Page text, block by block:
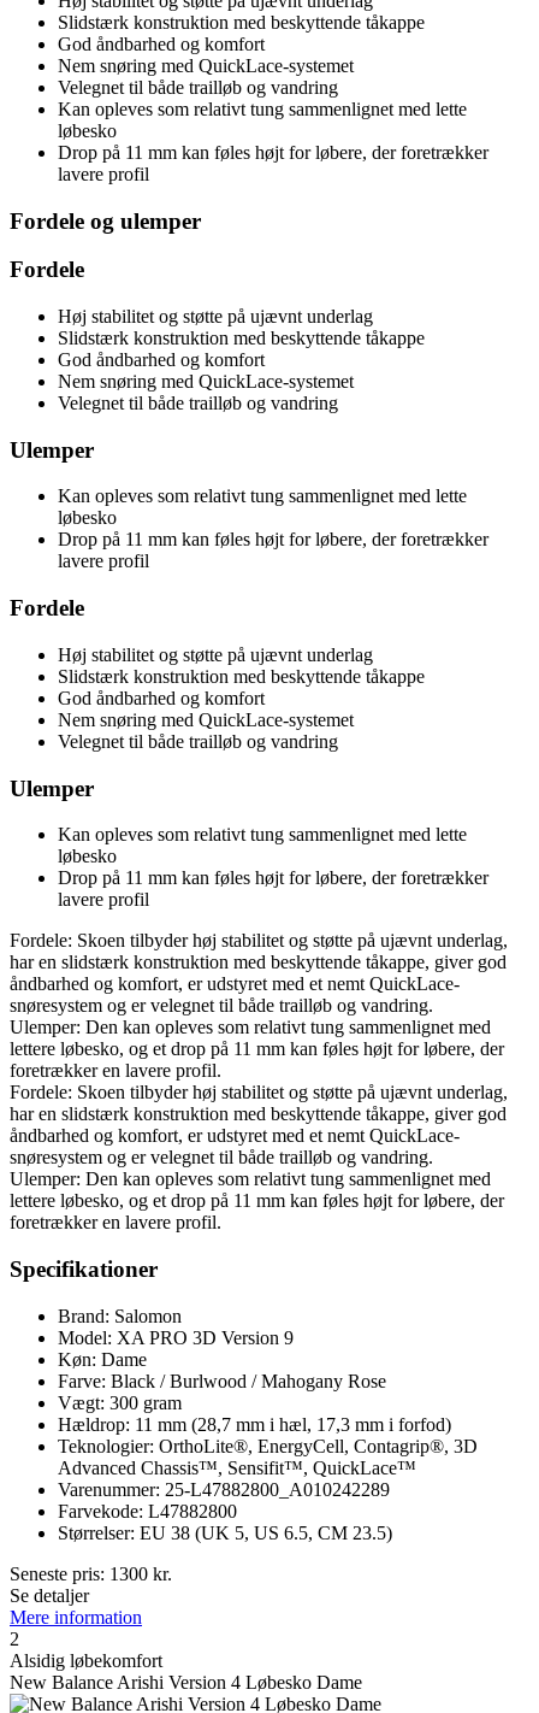
Slidstærk konstruktion med beskyttende tåkappe
God åndbarhed og komfort
Nem snøring med QuickLace-systemet
Velegnet til både trailløb og vandring
Kan opleves som relativt tung sammenlignet med lette
løbesko
Drop på 11 mm kan føles højt for løbere, der foretrækker
lavere profil
Fordele og ulemper
Fordele
Høj stabilitet og støtte på ujævnt underlag
Slidstærk konstruktion med beskyttende tåkappe
God åndbarhed og komfort
Nem snøring med QuickLace-systemet
Velegnet til både trailløb og vandring
Ulemper
Kan opleves som relativt tung sammenlignet med lette
løbesko
Drop på 11 mm kan føles højt for løbere, der foretrækker
lavere profil
Fordele
Høj stabilitet og støtte på ujævnt underlag
Slidstærk konstruktion med beskyttende tåkappe
God åndbarhed og komfort
Nem snøring med QuickLace-systemet
Velegnet til både trailløb og vandring
Ulemper
Kan opleves som relativt tung sammenlignet med lette
løbesko
Drop på 11 mm kan føles højt for løbere, der foretrækker
lavere profil
Fordele: Skoen tilbyder høj stabilitet og støtte på ujævnt underlag,
har en slidstærk konstruktion med beskyttende tåkappe, giver god
åndbarhed og komfort, er udstyret med et nemt QuickLace-
snøresystem og er velegnet til både trailløb og vandring.
Ulemper: Den kan opleves som relativt tung sammenlignet med
lettere løbesko, og et drop på 11 mm kan føles højt for løbere, der
foretrækker en lavere profil.
Fordele: Skoen tilbyder høj stabilitet og støtte på ujævnt underlag,
har en slidstærk konstruktion med beskyttende tåkappe, giver god
åndbarhed og komfort, er udstyret med et nemt QuickLace-
snøresystem og er velegnet til både trailløb og vandring.
Ulemper: Den kan opleves som relativt tung sammenlignet med
lettere løbesko, og et drop på 11 mm kan føles højt for løbere, der
foretrækker en lavere profil.
Specifikationer
Brand: Salomon
Model: XA PRO 3D Version 9
Køn: Dame
Farve: Black / Burlwood / Mahogany Rose
Vægt: 300 gram
Hældrop: 11 mm (28,7 mm i hæl, 17,3 mm i forfod)
Teknologier: OrthoLite®, EnergyCell, Contagrip®, 3D
Advanced Chassis™, Sensifit™, QuickLace™
Varenummer: 25-L47882800_A010242289
Farvekode: L47882800
Størrelser: EU 38 (UK 5, US 6.5, CM 23.5)
Seneste pris: 1300 kr.
Se detaljer
Mere information
2
Alsidig løbekomfort
New Balance Arishi Version 4 Løbesko Dame